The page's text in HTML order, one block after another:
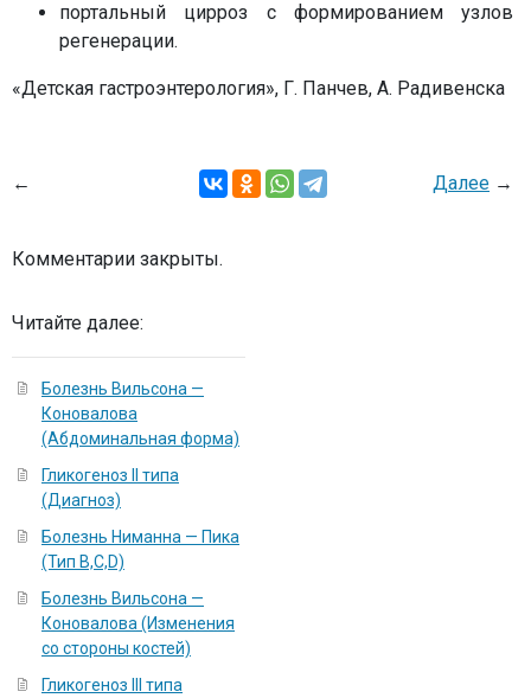
портальный цирроз с формированием узлов
регенерации.
«Детская гастроэнтерология», Г. Панчев, А. Радивенска
← Далее →
Комментарии закрыты.
Читайте далее:
Болезнь Вильсона —
Коновалова
(Абдоминальная форма)
Гликогеноз II типа
(Диагноз)
Болезнь Ниманна — Пика
(Тип В,С,D)
Болезнь Вильсона —
Коновалова (Изменения
со стороны костей)
Гликогеноз III типа